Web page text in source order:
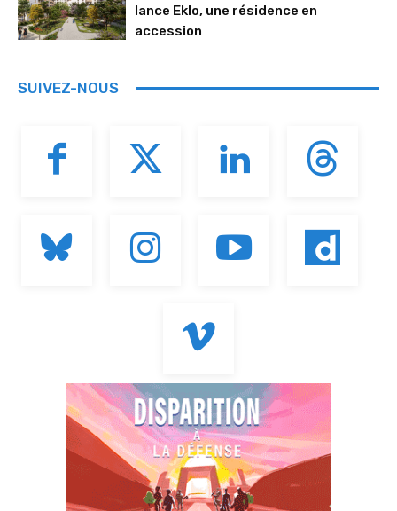
lance Eklo, une résidence en
accession
SUIVEZ-NOUS